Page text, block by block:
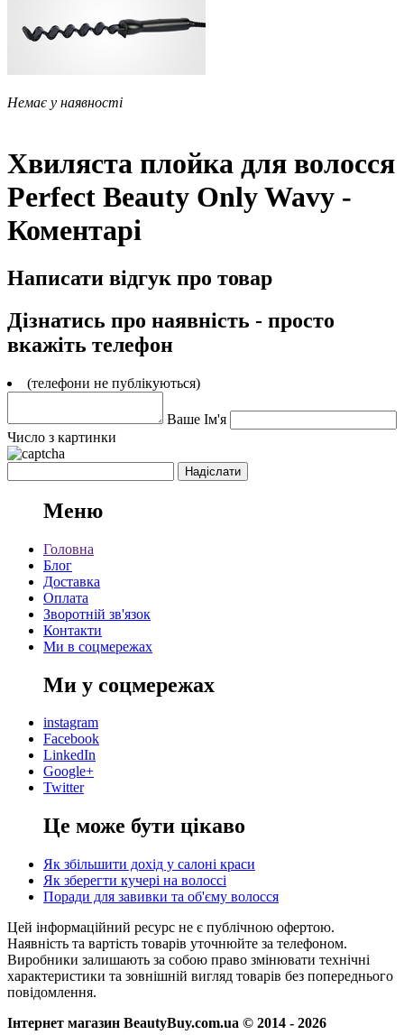
Немає у наявності
Хвиляста плойка для волосся
Perfect Beauty Only Wavy -
Коментарі
Написати відгук про товар
Дізнатись про наявність - просто
вкажіть телефон
(телефони не публікуються)
Ваше Ім'я
Число з картинки
Меню
Головна
Блог
Доставка
Оплата
Зворотній зв'язок
Контакти
Ми в соцмережах
Ми у соцмережах
instagram
Facebook
LinkedIn
Google+
Twitter
Це може бути цікаво
Як збільшити дохід у салоні краси
Як зберегти кучері на волоссі
Поради для завивки та об'єму волосся
Цей інформаційний ресурс не є публічною офертою.
Наявність та вартість товарів уточнюйте за телефоном.
Виробники залишають за собою право змінювати технічні
характеристики та зовнішній вигляд товарів без попереднього
повідомлення.
Інтернет магазин BeautyBuy.com.ua © 2014 - 2026